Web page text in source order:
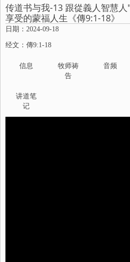
传道书与我-13 跟從義人智慧
享受的蒙福人生《傳9:1-18》
日期：2024-09-18
经文：傳9:1-18
信息
牧师祷
告
音频
讲道笔
记